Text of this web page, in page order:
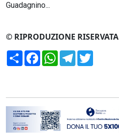
Guadagnino...
© RIPRODUZIONE RISERVATA
CondividiFacebookWhatsApp
Telegram